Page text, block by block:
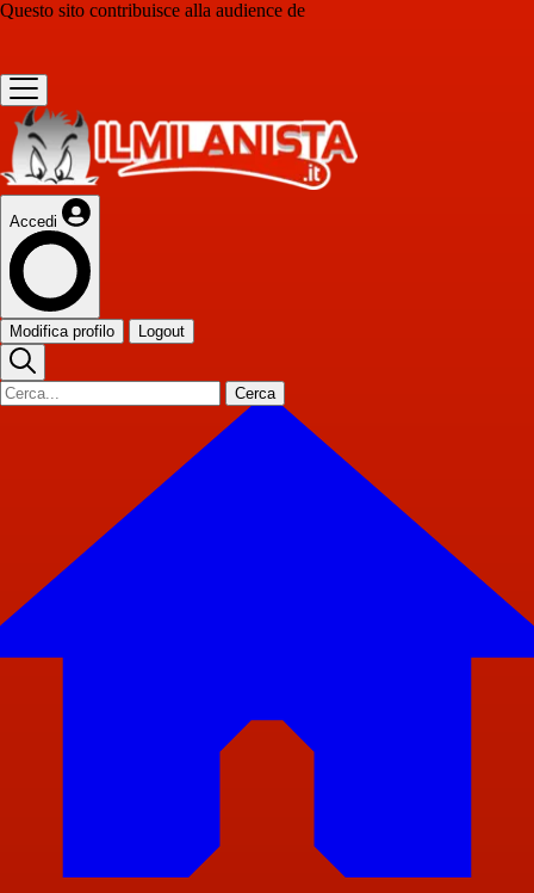
Questo sito contribuisce alla audience de
Accedi
Modifica profilo Logout
Cerca